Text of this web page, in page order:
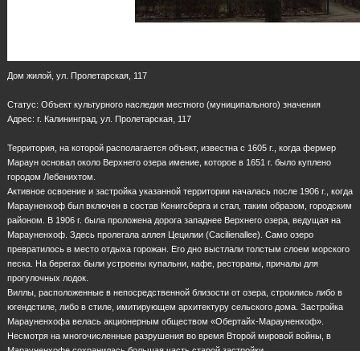
Дом жилой, ул. Пролетарская, 117
Статус: Объект культурного наследия местного (муниципального) значения
Адрес: г. Калининград, ул. Пролетарская, 117
Территория, на которой располагается объект, известна с 1605 г., когда фермер
Мараун основал около Верхнего озера имение, которое в 1651 г. было куплено
городом Лебенихтом.
Активное освоение и застройка указанной территории началась после 1906 г., когда
Марауненхоф был включен в состав Кенигсберга и стал, таким образом, городским
районом. В 1906 г. была проложена дорога западнее Верхнего озера, ведущая на
Марауненхоф. Здесь пролегала аллея Цецилии (Cacilienallee). Само озеро
превратилось в место отдыха горожан. Его дно выстлали толстым слоем морского
песка. На берегах были устроены купальни, кафе, рестораны, причалы для
прогулочных лодок.
Виллы, расположенные в непосредственной близости от озера, строились либо в
югендстиле, либо в стиле, имитирующем архитектуру сельского дома. Застройка
Марауненхофа велась акционерным обществом «Обертайх-Марауненхоф».
Несмотря на многочисленные разрушения во время Второй мировой войны, в